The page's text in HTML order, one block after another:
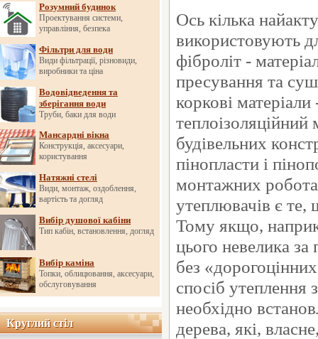
Розумний будинок
Проектування системи,
управління, безпека
Фільтри для води
Види фільтрації, різновиди,
виробники та ціна
Водовідведення та
зберігання води
Труби, баки для води
Мансардні вікна
Конструкція, аксесуари,
користування
Натяжні стелі
Види, монтаж, оздоблення,
вартість та догляд
Вибір душової кабіни
Тип кабін, встановлення, догляд
Вибір каміна
Топки, облицювання, аксесуари,
обслуговування
Круглий стіл
Круглий стіл
Ось кілька
використовують
фіброліт -
пресування та
коркові
теплоізоляційний
будівельних
пінопласти і
монтажних
утеплювачів є
Тому якщо,
цього невелика
без
спосіб утеплення
необхідно
дерева, які,